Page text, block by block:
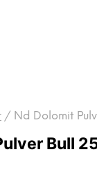
/ Nd Dolomit
Bull